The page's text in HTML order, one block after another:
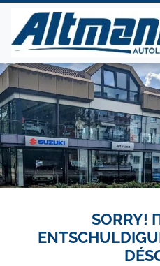
SORRY!